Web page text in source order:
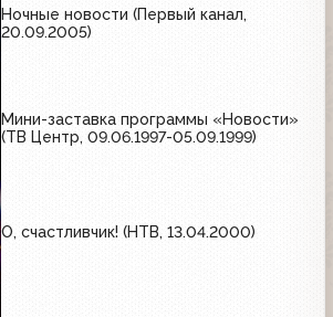
Ночные новости (Первый канал,
20.09.2005)
Мини-заставка программы «Новости»
(ТВ Центр, 09.06.1997-05.09.1999)
О, счастливчик! (НТВ, 13.04.2000)